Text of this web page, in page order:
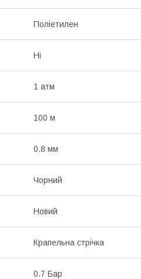
Поліетилен
Ні
1 атм
100 м
0.8 мм
Чорний
Новий
Крапельна стрічка
0.7 Бар